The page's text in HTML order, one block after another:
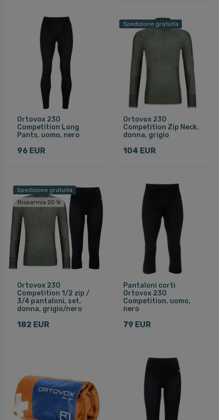
Ortovox 230
Competition Long
Pants, uomo, nero
96 EUR
Spedizione gratuita
Ortovox 230
Competition Zip Neck,
donna, grigio
104 EUR
Spedizione gratuita
Risparmia 20 %
Ortovox 230
Competition 1/2 zip /
3/4 pantaloni, set,
donna, grigio/nero
182 EUR
Pantaloni corti
Ortovox 230
Competition, uomo,
nero
79 EUR